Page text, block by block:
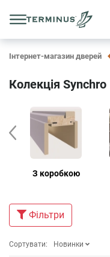
Інтернет-магазин дверей
Колекція Synchro
З коробкою
Фiльтри
Сортувати: Новинки